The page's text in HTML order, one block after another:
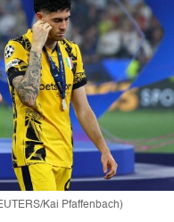
Kai Pfaffenbach)